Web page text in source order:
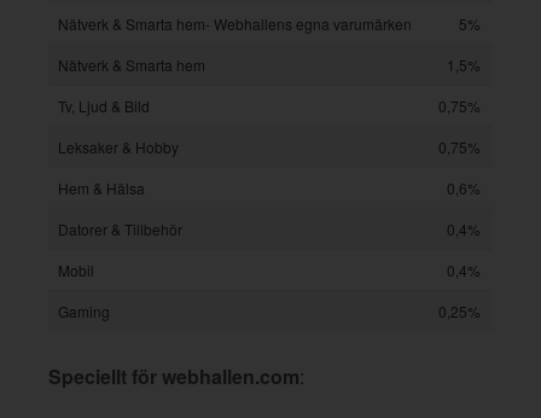
Nätverk & Smarta hem- Webhallens egna varumärken
5%
Nätverk & Smarta hem
1,5%
Tv, Ljud & Bild
0,75%
Leksaker & Hobby
0,75%
Hem & Hälsa
0,6%
Datorer & Tillbehör
0,4%
Mobil
0,4%
Gaming
0,25%
Speciellt för webhallen.com: